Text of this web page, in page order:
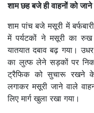
शाम छह बजे ही वाहनों को
शाम पांच बजे मसूरी में
में पर्यटकों ने मसूरी का रुख
यातयात दबाव बढ़ गया।
का लुत्फ लेने सड़कों पर
ट्रैफिक को सुचारू रखने
लगाकर मसूरी जाने वाले
लिए मार्ग खुला रखा गया।